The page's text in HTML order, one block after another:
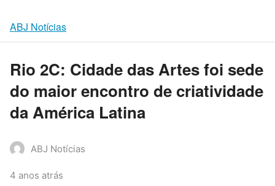
ABJ Notícias
Rio 2C: Cidade das Artes foi sede
do maior encontro de criatividade
da América Latina
ABJ Notícias
4 anos atrás